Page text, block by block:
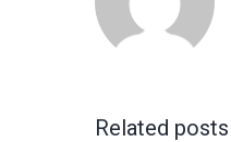
Related posts